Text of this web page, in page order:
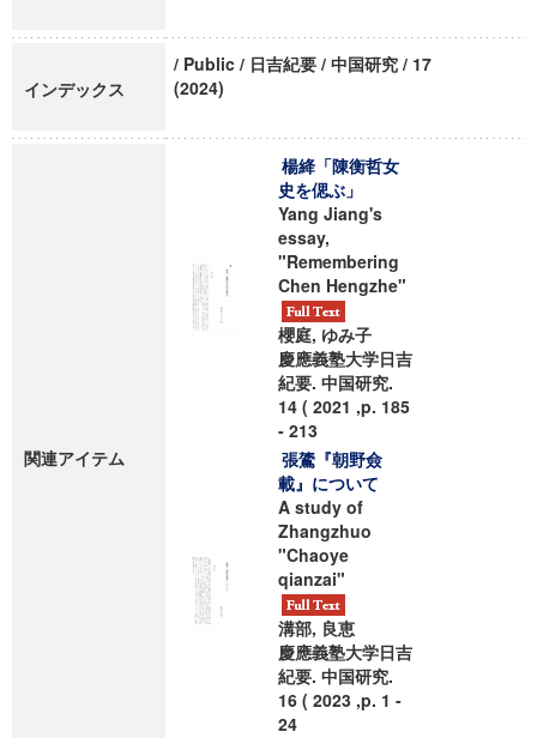
インデックス
/ Public / 日吉紀要 / 中国研究 / 17
(2024)
関連アイテム
楊絳「陳衡哲女
史を偲ぶ」
Yang Jiang's
essay,
"Remembering
Chen Hengzhe"
櫻庭, ゆみ子
慶應義塾大学日吉
紀要. 中国研究.
14 ( 2021 ,p. 185
- 213
張鷟『朝野僉
載』について
A study of
Zhangzhuo
"Chaoye
qianzai"
溝部, 良恵
慶應義塾大学日吉
紀要. 中国研究.
16 ( 2023 ,p. 1 -
24